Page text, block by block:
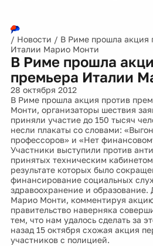
/ Новости / В Риме прошла акция
Италии Марио Монти
В Риме прошла
премьера Италии
28 октября 2012
В Риме прошла акция против
Монти, организаторы шествия
приняли участие до 150 тысяч
несли плакаты со словами:
профессоров» и «Нет
Участники выступили против
принятых техническим
результате которых было
финансирование социальных
здравоохранение и образование.
Марио Монти, комментируя
правительство наверняка
тем, что нам удалось сделать за
назад 15 октября схожая акция
участников с полицией.